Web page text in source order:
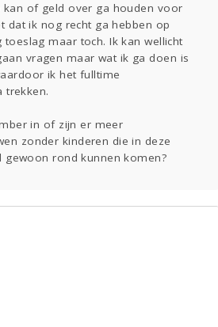
of geld over ga houden voor
dat ik nog recht ga hebben op
maar toch. Ik kan wellicht
vragen maar wat ik ga doen is
ik het fulltime
trekken.
in of zijn er meer
zonder kinderen die in deze
gewoon rond kunnen komen?